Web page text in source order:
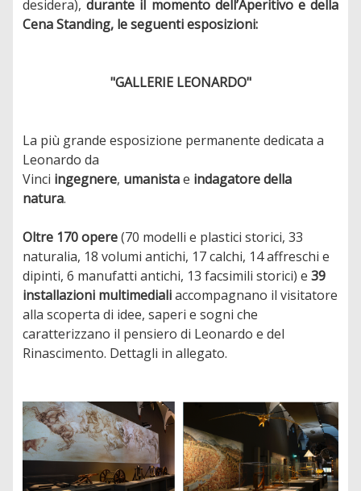
desidera),durante il momento dell’Aperitivo e della
Cena Standing, le seguenti esposizioni:
"GALLERIE LEONARDO"
La più grande esposizione permanente dedicata a
Leonardo da
Vinci ingegnere, umanistae indagatore della
natura.
Oltre 170 opere(70 modelli e plastici storici, 33
naturalia, 18 volumi antichi, 17 calchi, 14 affreschi e
dipinti, 6 manufatti antichi, 13 facsimili storici) e39
installazioni multimedialiaccompagnano il visitatore
alla scoperta di idee, saperi e sogni che
caratterizzano il pensiero di Leonardo e del
Rinascimento. Dettagli in allegato.